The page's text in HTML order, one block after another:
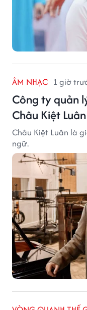
ÂM NHẠC 1 giờ
Công ty quản
Châu Kiệt
Châu Kiệt Luân là
ngữ.